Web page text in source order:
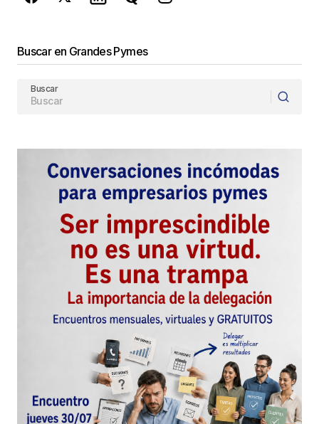
Buscar en Grandes Pymes
Buscar